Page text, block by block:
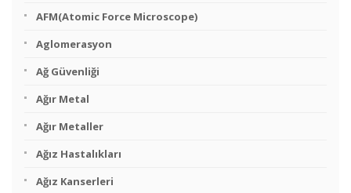
AFM(Atomic Force Microscope)
Aglomerasyon
Ağ Güvenliği
Ağır Metal
Ağır Metaller
Ağız Hastalıkları
Ağız Kanserleri